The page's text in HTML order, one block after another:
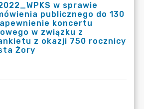
w sprawie
publicznego do 130
koncertu
w związku z
z okazji 750 rocznicy
Żory